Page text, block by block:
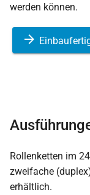
werden können.
Rollenketten im
zweifache
erhältlich.